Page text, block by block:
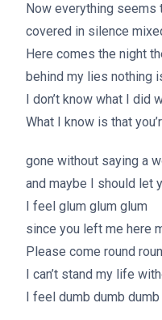
Now everything seems
covered in silence
Here comes the night
behind my lies nothing
I don’t know what I did
What I know is that
gone without saying a
and maybe I should let
I feel glum glum glum
since you left me here
Please come round
I can’t stand my life
I feel dumb dumb dumb